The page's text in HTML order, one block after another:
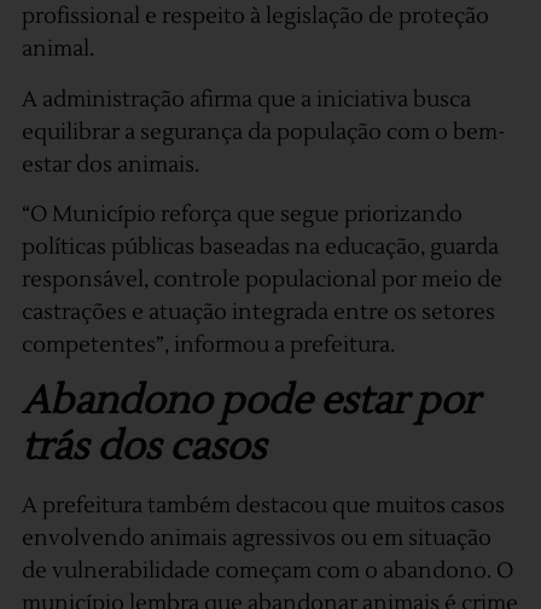
profissional e respeito à legislação de proteção
animal.
A administração afirma que a iniciativa busca
equilibrar a segurança da população com o bem-
estar dos animais.
“O Município reforça que segue priorizando
políticas públicas baseadas na educação, guarda
responsável, controle populacional por meio de
castrações e atuação integrada entre os setores
competentes”, informou a prefeitura.
Abandono pode estar por
trás dos casos
A prefeitura também destacou que muitos casos
envolvendo animais agressivos ou em situação
de vulnerabilidade começam com o abandono. O